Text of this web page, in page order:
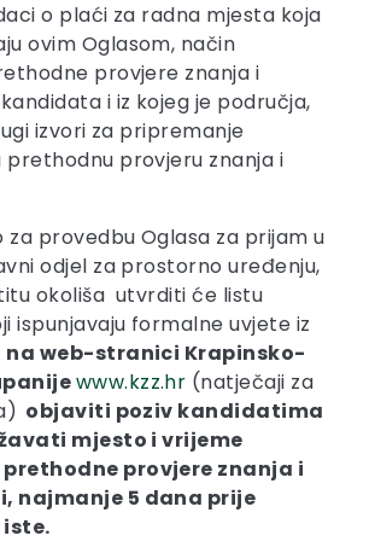
o plaći za radna mjesta koja
ovim Oglasom, način
provjere znanja i
i iz kojeg je područja,
izvori za pripremanje
prethodnu provjeru znanja i
za provedbu Oglasa za prijam u
odjel za prostorno uređenju,
okoliša utvrditi će listu
ispunjavaju formalne uvjete iz
na web-stranici Krapinsko-
www.kzz.hr (natječaji za
objaviti poziv kandidatima
mjesto i vrijeme
provjere znanja i
najmanje 5 dana prije